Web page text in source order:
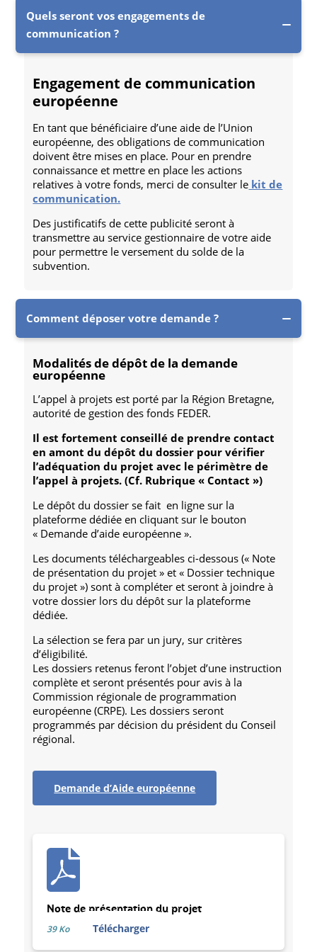
Quels seront vos engagements de
communication ?
Engagement de communication
européenne
En tant que bénéficiaire d’une aide de l’Union
européenne, des obligations de communication
doivent être mises en place. Pour en prendre
connaissance et mettre en place les actions
relatives à votre fonds, merci de consulter le kit de
communication.
Des justificatifs de cette publicité seront à
transmettre au service gestionnaire de votre aide
pour permettre le versement du solde de la
subvention.
Comment déposer votre demande ?
Modalités de dépôt de la demande
européenne
L’appel à projets est porté par la Région Bretagne,
autorité de gestion des fonds FEDER.
Il est fortement conseillé de prendre contact
en amont du dépôt du dossier pour vérifier
l’adéquation du projet avec le périmètre de
l’appel à projets. (Cf. Rubrique « Contact »)
Le dépôt du dossier se fait en ligne sur la
plateforme dédiée en cliquant sur le bouton
« Demande d’aide européenne ».
Les documents téléchargeables ci-dessous (« Note
de présentation du projet » et « Dossier technique
du projet ») sont à compléter et seront à joindre à
votre dossier lors du dépôt sur la plateforme
dédiée.
La sélection se fera par un jury, sur critères
d’éligibilité.
Les dossiers retenus feront l’objet d’une instruction
complète et seront présentés pour avis à la
Commission régionale de programmation
européenne (CRPE). Les dossiers seront
programmés par décision du président du Conseil
régional.
Demande d’Aide européenne
Note de présentation du projet
39 Ko Télécharger